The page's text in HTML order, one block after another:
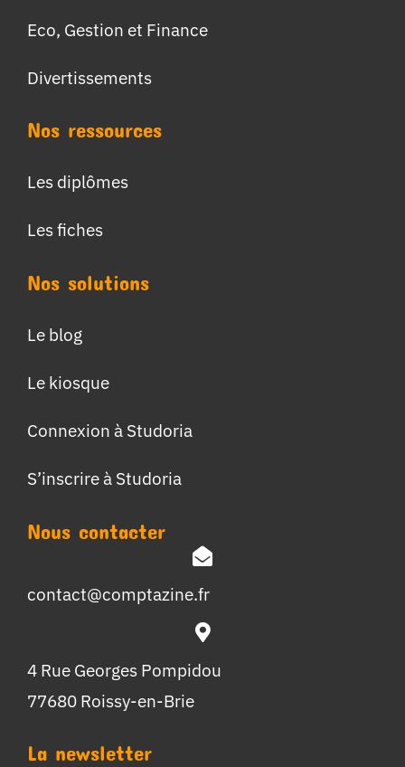
Eco, Gestion et Finance
Divertissements
Nos ressources
Les diplômes
Les fiches
Nos solutions
Le blog
Le kiosque
Connexion à Studoria
S’inscrire à Studoria
Nous contacter
contact@comptazine.fr
4 Rue Georges Pompidou
77680 Roissy-en-Brie
La newsletter